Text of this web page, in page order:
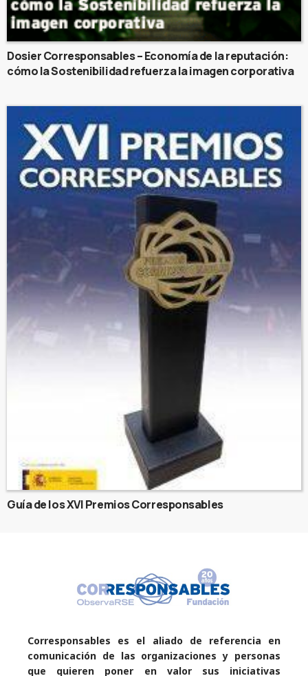
Dosier Corresponsables – Economía de la reputación:
cómo la Sostenibilidad refuerza la imagen corporativa
Guía de los XVI Premios Corresponsables
Corresponsables es el aliado de referencia en
comunicación de las organizaciones y personas
que quieren poner en valor sus iniciativas